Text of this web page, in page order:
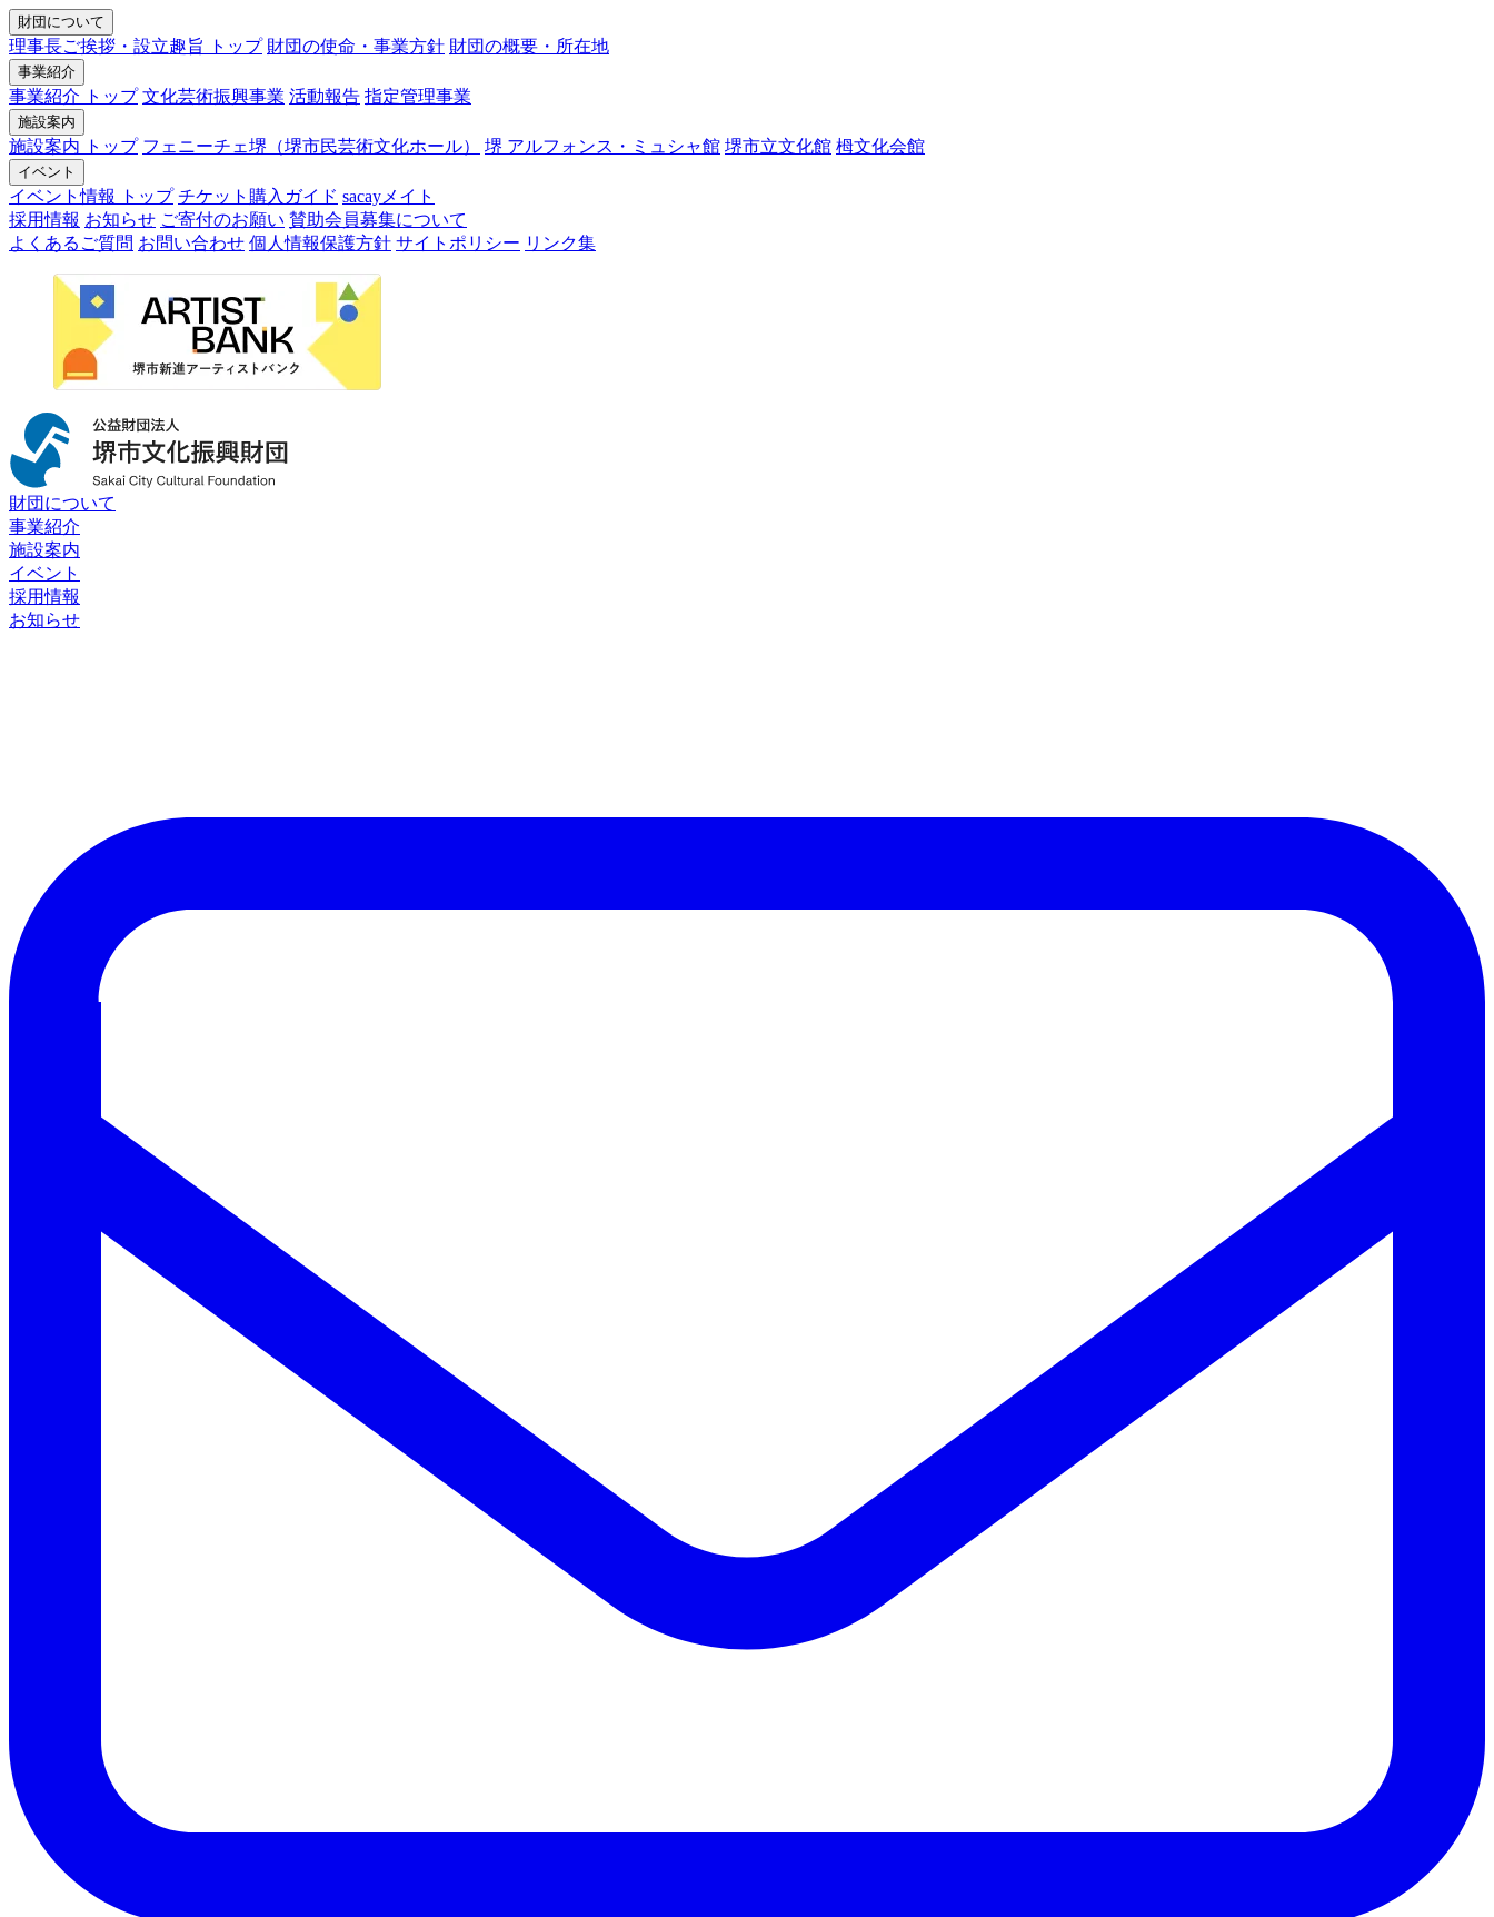
財団について
理事長ご挨拶・設立趣旨 トップ 財団の使命・事業方針 財団の概要・所在地
事業紹介
事業紹介 トップ 文化芸術振興事業 活動報告 指定管理事業
施設案内
施設案内 トップ フェニーチェ堺（堺市民芸術文化ホール） 堺 アルフォンス・ミュシャ館 堺市立文化館 栂文化会館
イベント
イベント情報 トップ チケット購入ガイド sacayメイト
採用情報 お知らせ ご寄付のお願い 賛助会員募集について
よくあるご質問 お問い合わせ 個人情報保護方針 サイトポリシー リンク集
財団について
事業紹介
施設案内
イベント
採用情報
お知らせ